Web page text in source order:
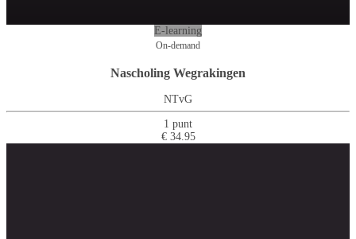
E-learning
On-demand
Nascholing Wegrakingen
NTvG
1 punt
€ 34.95